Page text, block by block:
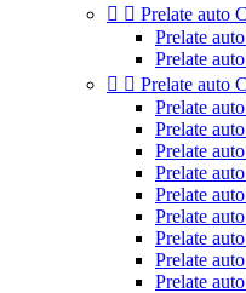
  Prelate auto
Prelate
Prelate
  Prelate auto
Prelate
Prelate
Prelate
Prelate
Prelate
Prelate
Prelate
Prelate
Prelate